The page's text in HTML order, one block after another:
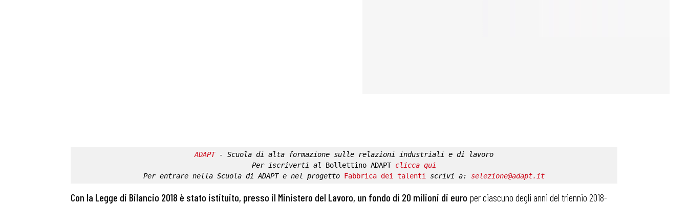
ADAPT - Scuola di alta formazione sulle relazioni industriali e di lavoro
Per iscriverti al Bollettino ADAPT clicca qui
Per entrare nella Scuola di ADAPT e nel progetto Fabbrica dei talenti scrivi a: selezione@adapt.it
Con la Legge di Bilancio 2018 è stato istituito, presso il Ministero del Lavoro, un fondo di 20 milioni di euro per ciascuno degli anni del triennio 2018-